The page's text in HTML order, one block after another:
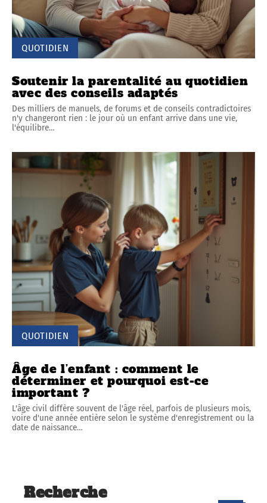
QUOTIDIEN
Soutenir la parentalité au quotidien
avec des conseils adaptés
Des milliers de manuels, de forums et de conseils contradictoires
n'y changeront rien : le jour où un enfant arrive dans une vie,
l'équilibre…
QUOTIDIEN
Âge de l’enfant : comment le
déterminer et pourquoi est-ce
important ?
L'âge civil diffère souvent de l'âge réel, parfois de plusieurs mois,
voire d'une année entière selon le système d'enregistrement ou la
date de naissance…
Recherche